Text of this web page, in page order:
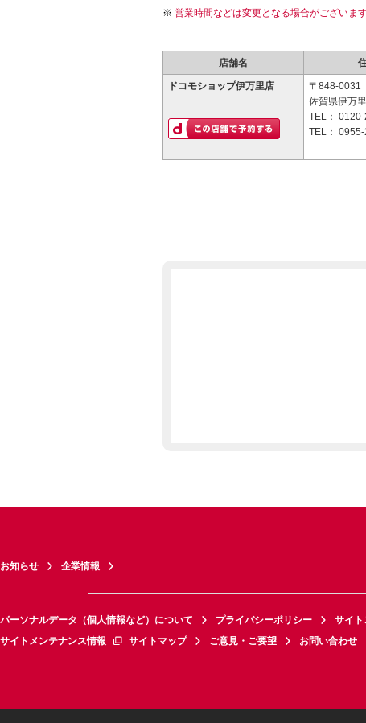
営業時間などは変更となる場合がございま
店舗名
ドコモショップ伊万里店
〒848-0031
佐賀県伊万
TEL：
TEL：
お知らせ 企業情報
パーソナルデータ（個人情報など）について プライバシーポリシー サイト
サイトメンテナンス情報
サイトマップ ご意見・ご要望 お問い合わせ